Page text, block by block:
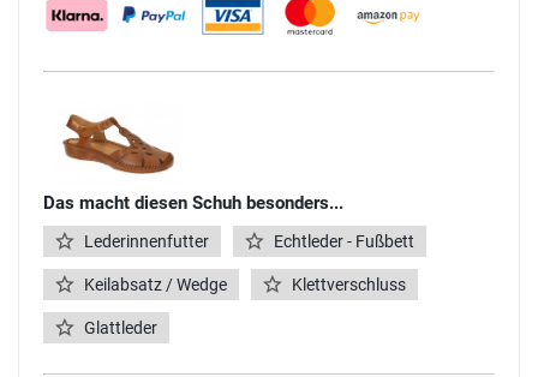
Das macht diesen Schuh besonders...
Lederinnenfutter Echtleder - Fußbett
Keilabsatz / Wedge Klettverschluss
Glattleder